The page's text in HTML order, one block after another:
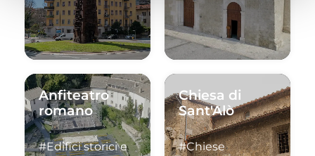
Anfiteatro
romano
#Edifici storici e
Chiesa di
Sant'Alò
#Chiese